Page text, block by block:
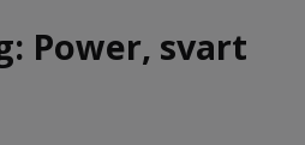
Power, svart